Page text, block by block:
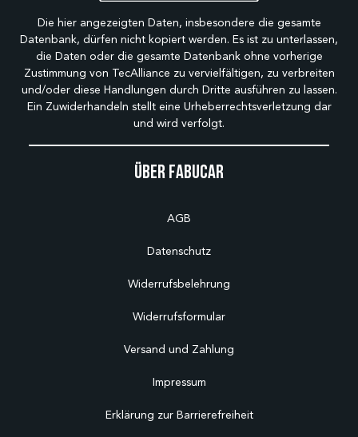
Über Fabucar
AGB
Datenschutz
Widerrufsbelehrung
Widerrufsformular
Versand und Zahlung
Impressum
Erklärung zur Barrierefreiheit
Die hier angezeigten Daten, insbesondere die gesamte
Datenbank, dürfen nicht kopiert werden. Es ist zu unterlassen,
die Daten oder die gesamte Datenbank ohne vorherige
Zustimmung von TecAlliance zu vervielfältigen, zu verbreiten
und/oder diese Handlungen durch Dritte ausführen zu lassen.
Ein Zuwiderhandeln stellt eine Urheberrechtsverletzung dar
und wird verfolgt.